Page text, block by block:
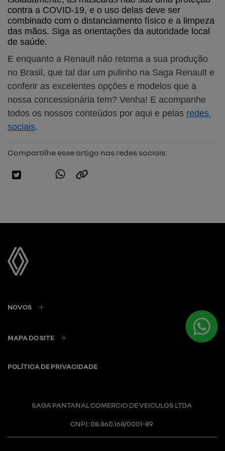
contra a COVID-19, e o uso delas deve ser
combinado com o distanciamento físico e a limpeza
das mãos. Siga as orientações da autoridade local
de saúde.
E enquanto a Renault não retoma a sua produção
no Brasil, que tal dar um pulinho na Saga Renault e
conferir as excelentes opções e modelos que a
nossa concessionária tem? Venha! E acompanhe
todos os nossos conteúdos por aqui e pelas redes
sociais.
Compartilhe esse artigo nas redes sociais:
NOVOS
MAPA DO SITE
POLÍTICA DE PRIVACIDADE
SAGA PANTANAL COMERCIO DE VEICULOS LTDA
CNPJ: 08.860.168/0001-89